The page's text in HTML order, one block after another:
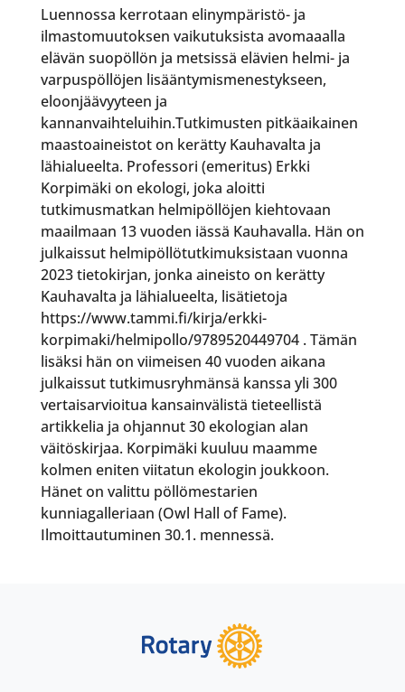
Luennossa kerrotaan elinympäristö- ja
ilmastomuutoksen vaikutuksista avomaaalla
elävän suopöllön ja metsissä elävien helmi- ja
varpuspöllöjen lisääntymismenestykseen,
eloonjäävyyteen ja
kannanvaihteluihin.Tutkimusten pitkäaikainen
maastoaineistot on kerätty Kauhavalta ja
lähialueelta. Professori (emeritus) Erkki
Korpimäki on ekologi, joka aloitti
tutkimusmatkan helmipöllöjen kiehtovaan
maailmaan 13 vuoden iässä Kauhavalla. Hän on
julkaissut helmipöllötutkimuksistaan vuonna
2023 tietokirjan, jonka aineisto on kerätty
Kauhavalta ja lähialueelta, lisätietoja
https://www.tammi.fi/kirja/erkki-
korpimaki/helmipollo/9789520449704 . Tämän
lisäksi hän on viimeisen 40 vuoden aikana
julkaissut tutkimusryhmänsä kanssa yli 300
vertaisarvioitua kansainvälistä tieteellistä
artikkelia ja ohjannut 30 ekologian alan
väitöskirjaa. Korpimäki kuuluu maamme
kolmen eniten viitatun ekologin joukkoon.
Hänet on valittu pöllömestarien
kunniagalleriaan (Owl Hall of Fame).
Ilmoittautuminen 30.1. mennessä.